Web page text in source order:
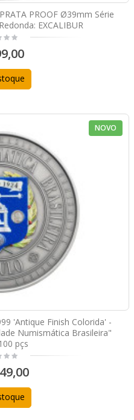
PROOF Ø39mm Série
EXCALIBUR
NOVO
'Antique Finish Colorida' -
Numismática Brasileira"
pçs